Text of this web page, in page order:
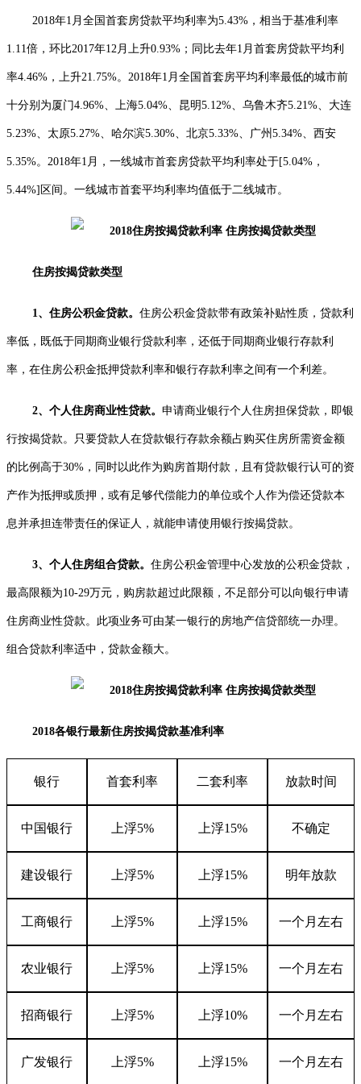
2018年1 月全国首套房贷款平均利率为5.43% ，相当于基准利率
1.11倍，环比2017年12月上升0.93% ；同比去年1 月首套房贷款平均利
率4.46% ，上升21.75%。 2018年1 月全国首套房平均利率最低的城市前
十分别为厦门4.96%、上海5.04%、昆明5.12%、乌鲁木齐5.21%、大连
5.23%、太原5.27%、哈尔滨5.30%、北京5.33%、广州 5.34%、西安
5.35%。 2018年1 月，一线城市首套房贷款平均利率处于[5.04% ，
5.44%] 区间。一线城市首套平均利率均值低于二线城市。
住房按揭贷款类型
1、住房公积金贷款。 住房公积金贷款带有政策补贴性质，贷款利
率低，既低于同期商业银行贷款利率，还低于同期商业银行存款利
率，在住房公积金抵押贷款利率和银行存款利率之间有一个利差。
2、个人住房商业性贷款。 申请商业银行个人住房担保贷款，即银
行按揭贷款。只要贷款人在贷款银行存款余额占购买住房所需资金额
的比例高于30% ， 同时以此作为购房首期付款，且有贷款银行认可的资
产作为抵押或质押，或有足够代偿能力的单位或个人作为偿还贷款本
息并承担连带责任的保证人，就能申请使用银行按揭贷款。
3、个人住房组合贷款。 住房公积金管理中心发放的公积金贷款，
最高限额为10-29万元，购房款超过此限额，不足部分可以向银行申请
住房商业性贷款。此项业务可由某一银行的房地产信贷部统一办理。
组合贷款利率适中，贷款金额大。
2018各银行最新住房按揭贷款基准利率
银行 首套利率 二套利率 放款时间
中国银行 上浮5% 上浮15% 不确定
建设银行 上浮5% 上浮15% 明年放款
工商银行 上浮5% 上浮15% 一个月左右
农业银行 上浮5% 上浮15% 一个月左右
招商银行 上浮5% 上浮10% 一个月左右
广发银行 上浮5% 上浮15% 一个月左右